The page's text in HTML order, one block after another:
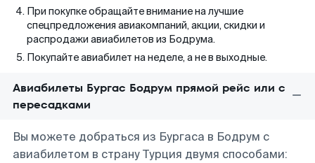
При покупке обращайте внимание на лучшие
спецпредложения авиакомпаний, акции, скидки и
распродажи авиабилетов из Бодрума.
Покупайте авиабилет на неделе, а не в выходные.
Авиабилеты Бургас Бодрум прямой рейс или с
пересадками
Вы можете добраться из Бургаса в Бодрум с
авиабилетом в страну Турция двумя способами: